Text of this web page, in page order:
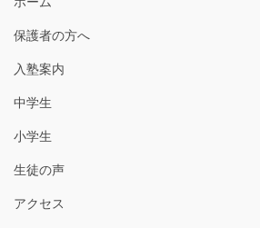
保護者の方へ
入塾案内
中学生
小学生
生徒の声
アクセス